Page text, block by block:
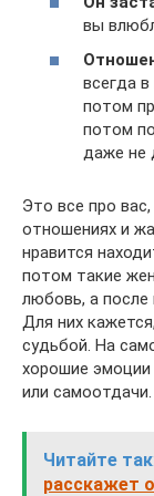
вы
всегда
потом
потом
даже не
Это все про
отношениях и
нравится
потом такие
любовь, а после
Для них
судьбой. На
хорошие
или самоотдачи.
Читайте
расскажет